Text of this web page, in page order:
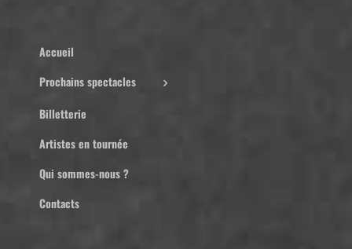
Accueil
Prochains spectacles
Billetterie
Artistes en tournée
Qui sommes-nous ?
Contacts